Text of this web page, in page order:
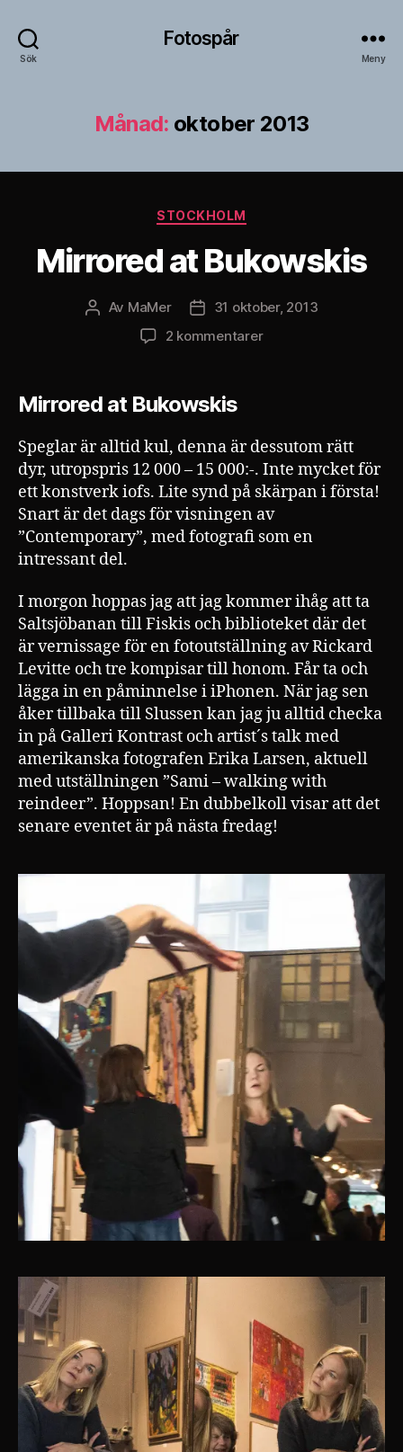
Sök
Fotospår
Meny
Månad: oktober 2013
Kategorier
STOCKHOLM
Mirrored at Bukowskis
Inläggsförfattare
Av MaMer Inläggsdatum
31 oktober, 2013
2 kommentarertill
Mirrored at Bukowskis
Speglar är alltid kul, denna är dessutom rätt
dyr, utropspris 12 000 – 15 000:-. Inte mycket för
ett konstverk iofs. Lite synd på skärpan i första!
Snart är det dags för visningen av
”Contemporary”, med fotografi som en
intressant del.
I morgon hoppas jag att jag kommer ihåg att ta
Saltsjöbanan till Fiskis och biblioteket där det
är vernissage för en fotoutställning av Rickard
Levitte och tre kompisar till honom. Får ta och
lägga in en påminnelse i iPhonen. När jag sen
åker tillbaka till Slussen kan jag ju alltid checka
in på Galleri Kontrast och artist´s talk med
amerikanska fotografen Erika Larsen, aktuell
med utställningen ”Sami – walking with
reindeer”. Hoppsan! En dubbelkoll visar att det
senare eventet är på nästa fredag!